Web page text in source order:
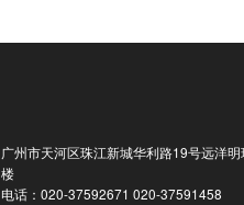
广州市天河区珠江新城华利路19号远洋
楼
电话：020-37592671 020-37591458